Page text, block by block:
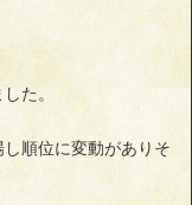
た。
順位に変動がありそ